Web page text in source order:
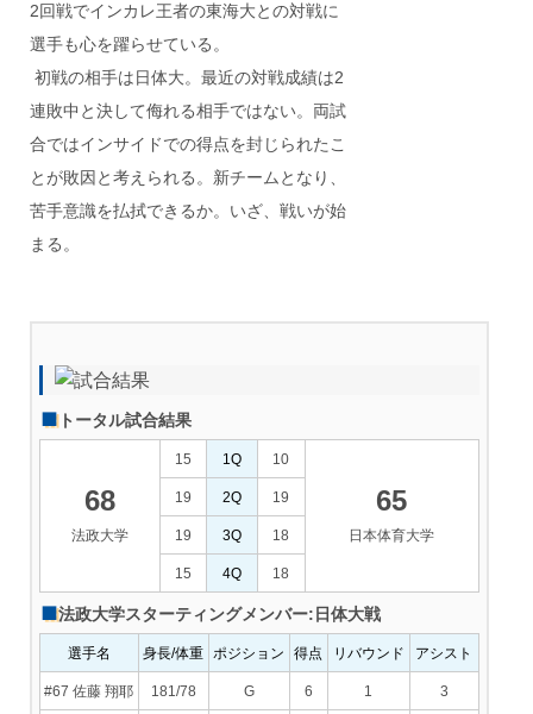
2回戦でインカレ王者の東海大との対戦に
選手も心を躍らせている。
初戦の相手は日体大。最近の対戦成績は2
連敗中と決して侮れる相手ではない。両試
合ではインサイドでの得点を封じられたこ
とが敗因と考えられる。新チームとなり、
苦手意識を払拭できるか。いざ、戦いが始
まる。
トータル試合結果
68
法政大学
15 1Q 10
65
日本体育大学
19 2Q 19
19 3Q 18
15 4Q 18
法政大学スターティングメンバー:日体大戦
選手名 身長/体重 ポジション 得点 リバウンド アシスト
#67 佐藤 翔耶 181/78 G 6 1 3